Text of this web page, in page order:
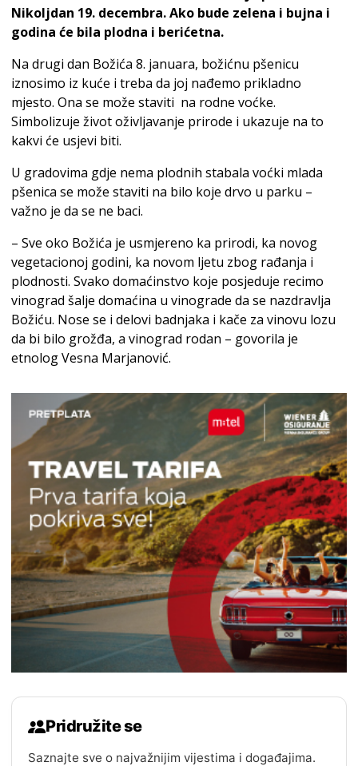
Nikoljdan 19. decembra. Ako bude zelena i bujna i
godina će bila plodna i berićetna.
Na drugi dan Božića 8. januara, božićnu pšenicu
iznosimo iz kuće i treba da joj nađemo prikladno
mjesto. Ona se može staviti na rodne voćke.
Simbolizuje život oživljavanje prirode i ukazuje na to
kakvi će usjevi biti.
U gradovima gdje nema plodnih stabala voćki mlada
pšenica se može staviti na bilo koje drvo u parku –
važno je da se ne baci.
– Sve oko Božića je usmjereno ka prirodi, ka novog
vegetacionoj godini, ka novom ljetu zbog rađanja i
plodnosti. Svako domaćinstvo koje posjeduje recimo
vinograd šalje domaćina u vinograde da se nazdravlja
Božiću. Nose se i delovi badnjaka i kače za vinovu lozu
da bi bilo grožđa, a vinograd rodan – govorila je
etnolog Vesna Marjanović.
Pridružite se
Saznajte sve o najvažnijim vijestima i događajima.